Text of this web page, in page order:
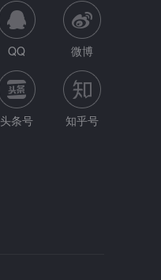
QQ 微博
头条号 知乎号